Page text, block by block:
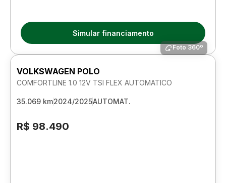
Simular financiamento
Foto 360º
VOLKSWAGEN POLO
COMFORTLINE 1.0 12V TSI FLEX AUTOMATICO
35.069 km2024/2025AUTOMAT.
R$ 98.490